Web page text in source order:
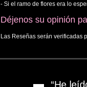
- Si el ramo de flores era lo
Déjenos su opinión
Las Reseñas serán verificadas
“He